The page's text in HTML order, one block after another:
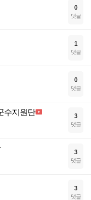
0
댓글
1
댓글
0
댓글
수지원단 3
댓글
3
댓글
3
댓글